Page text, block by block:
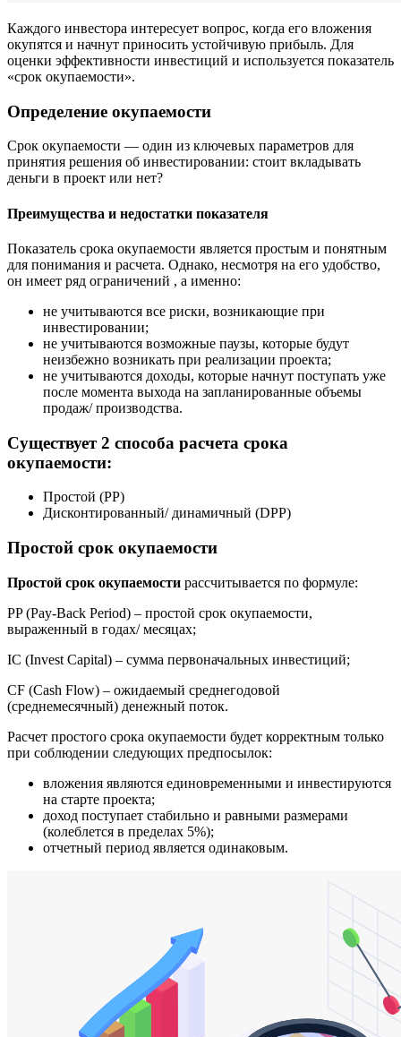
Каждого инвестора интересует вопрос, когда его вложения
окупятся и начнут приносить устойчивую прибыль. Для
оценки эффективности инвестиций и используется показатель
«срок окупаемости».
Определение окупаемости
Срок окупаемости — один из ключевых параметров для
принятия решения об инвестировании: стоит вкладывать
деньги в проект или нет?
Преимущества и недостатки показателя
Показатель срока окупаемости является простым и понятным
для понимания и расчета. Однако, несмотря на его удобство,
он имеет ряд ограничений , а именно:
не учитываются все риски, возникающие при
инвестировании;
не учитываются возможные паузы, которые будут
неизбежно возникать при реализации проекта;
не учитываются доходы, которые начнут поступать уже
после момента выхода на запланированные объемы
продаж/ производства.
Существует 2 способа расчета срока
окупаемости:
Простой (PP)
Дисконтированный/ динамичный (DPP)
Простой срок окупаемости
Простой срок окупаемости рассчитывается по формуле:
PP (Pay-Back Period) – простой срок окупаемости,
выраженный в годах/ месяцах;
IC (Invest Capital) – сумма первоначальных инвестиций;
CF (Cash Flow) – ожидаемый среднегодовой
(среднемесячный) денежный поток.
Расчет простого срока окупаемости будет корректным только
при соблюдении следующих предпосылок:
вложения являются единовременными и инвестируются
на старте проекта;
доход поступает стабильно и равными размерами
(колеблется в пределах 5%);
отчетный период является одинаковым.